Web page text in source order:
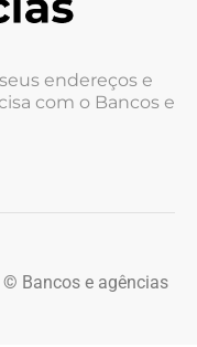
endereços e
com o Bancos e
Bancos e agências